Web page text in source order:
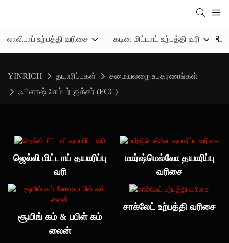
லாலிபாப் உற்பத்தி வரிசை கடின மிட்டாய் உற்பத்தி வரி
YINRICH தயாரிப்புகள்
சமையலறை உபகரணங்கள்
ஃபிளாஷ் சேம்பர் குக்கர் (FCC)
ஜெல்லி மிட்டாய் தயாரிப்பு
வரி
மார்ஷ்மெல்லோ தயாரிப்பு
வரிசை
சூயிங் கம் & பபிள் கம்
லைன்
சாக்லேட் உற்பத்தி வரிசை